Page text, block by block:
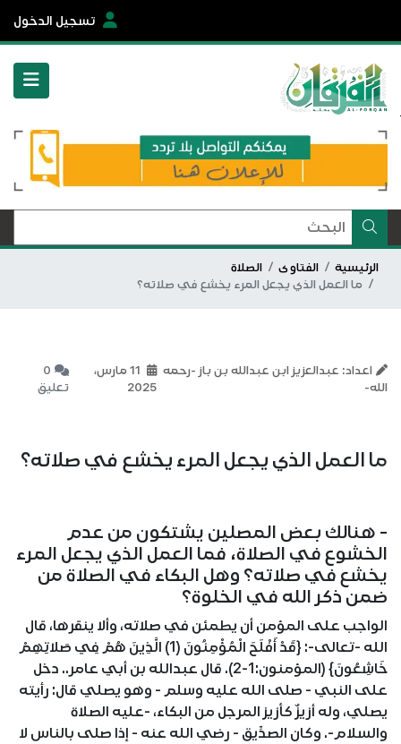
تسجيل الدخول
الرئيسية الفتاوى
الصلاة
ما العمل الذي يجعل المرء يخشع في صلاته؟
اعداد: عبدالعزيز ابن عبدالله بن باز -رحمه
الله-
11 مارس،
2025
0
تعليق
ما العمل الذي يجعل المرء يخشع في صلاته؟
- هنالك بعض المصلين يشتكون من عدم
الخشوع في الصلاة، فما العمل الذي يجعل المرء
يخشع في صلاته؟ وهل البكاء في الصلاة من
ضمن ذكر الله في الخلوة؟
الواجب على المؤمن أن يطمئن في صلاته، وألا ينقرها، قال
الله -تعالى-: {قَدْ أَفْلَحَ الْمُؤْمِنُونَ (1) الَّذِينَ هُمْ فِي صَلاتِهِمْ
خَاشِعُونَ} (المؤمنون:1-2). قال عبدالله بن أبي عامر.. دخل
على النبي - صلى الله عليه وسلم - وهو يصلي قال: رأيته
يصلي، وله أزيزٌ كأزيز المرجل من البكاء، -عليه الصلاة
والسلام-. وكان الصدِّيق - رضي الله عنه - إذا صلى بالناس لا